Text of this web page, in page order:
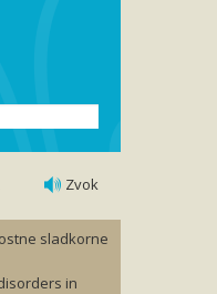
Zvok
sladkorne
in